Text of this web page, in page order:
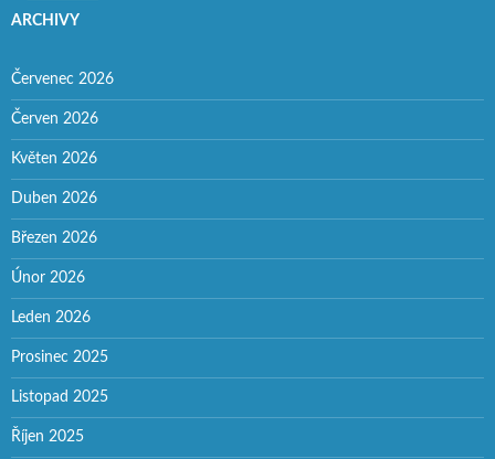
ARCHIVY
Červenec 2026
Červen 2026
Květen 2026
Duben 2026
Březen 2026
Únor 2026
Leden 2026
Prosinec 2025
Listopad 2025
Říjen 2025